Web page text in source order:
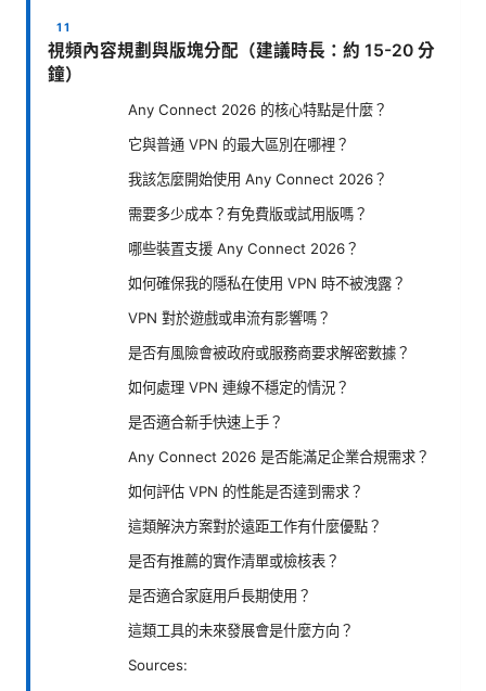
視頻內容規劃與版塊分配（建議時長：約 15-20 分
鐘）
Any Connect 2026 的核心特點是什麼？
它與普通 VPN 的最大區別在哪裡？
我該怎麼開始使用 Any Connect 2026？
需要多少成本？有免費版或試用版嗎？
哪些裝置支援 Any Connect 2026？
如何確保我的隱私在使用 VPN 時不被洩露？
VPN 對於遊戲或串流有影響嗎？
是否有風險會被政府或服務商要求解密數據？
如何處理 VPN 連線不穩定的情況？
是否適合新手快速上手？
Any Connect 2026 是否能滿足企業合規需求？
如何評估 VPN 的性能是否達到需求？
這類解決方案對於遠距工作有什麼優點？
是否有推薦的實作清單或檢核表？
是否適合家庭用戶長期使用？
這類工具的未來發展會是什麼方向？
Sources: